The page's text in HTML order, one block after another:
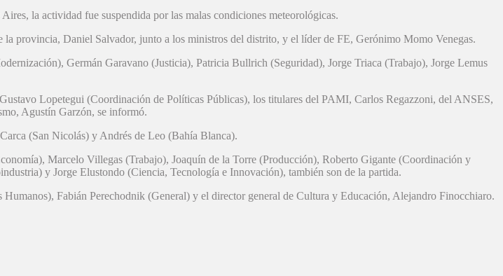
la actividad fue suspendida por las malas condiciones meteorológicas.
provincia, Daniel Salvador, junto a los ministros del distrito, y el líder de FE, Gerónimo Momo Venegas.
Germán Garavano (Justicia), Patricia Bullrich (Seguridad), Jorge Triaca (Trabajo), Jorge Lemus
Lopetegui (Coordinación de Políticas Públicas), los titulares del PAMI, Carlos Regazzoni, del ANSES,
Agustín Garzón, se informó.
(San Nicolás) y Andrés de Leo (Bahía Blanca).
Marcelo Villegas (Trabajo), Joaquín de la Torre (Producción), Roberto Gigante (Coordinación y
y Jorge Elustondo (Ciencia, Tecnología e Innovación), también son de la partida.
Fabián Perechodnik (General) y el director general de Cultura y Educación, Alejandro Finocchiaro.